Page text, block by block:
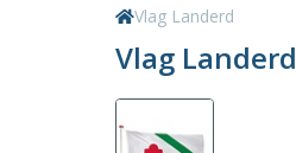
Vlag Landerd
Vlag Landerd